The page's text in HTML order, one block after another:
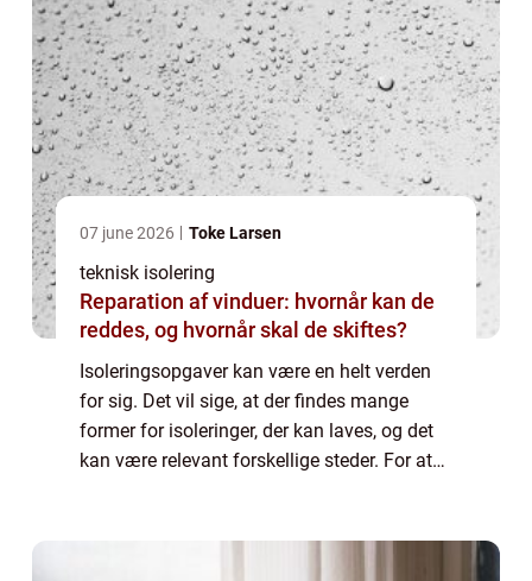
07 june 2026 Toke Larsen
teknisk isolering
Reparation af vinduer: hvornår kan de
reddes, og hvornår skal de skiftes?
Isoleringsopgaver kan være en helt verden
for sig. Det vil sige, at der findes mange
former for isoleringer, der kan laves, og det
kan være relevant forskellige steder. For at